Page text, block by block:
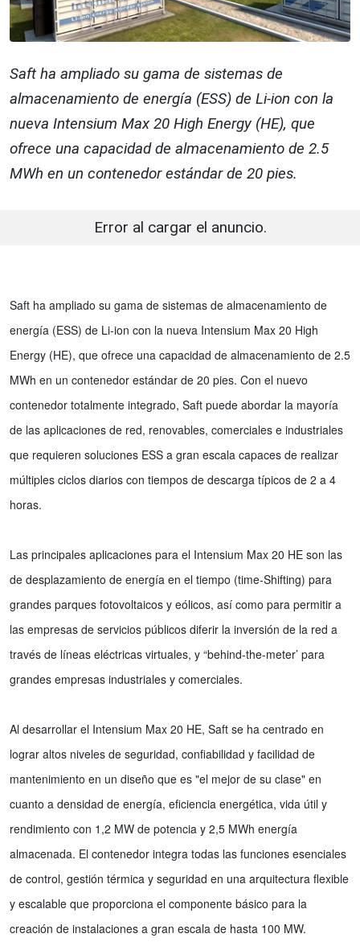
Saft ha ampliado su gama de sistemas de
almacenamiento de energía (ESS) de Li-ion con la
nueva Intensium Max 20 High Energy (HE), que
ofrece una capacidad de almacenamiento de 2.5
MWh en un contenedor estándar de 20 pies.
Error al cargar el anuncio.
Saft ha ampliado su gama de sistemas de almacenamiento de
energía (ESS) de Li-ion con la nueva Intensium Max 20 High
Energy (HE), que ofrece una capacidad de almacenamiento de 2.5
MWh en un contenedor estándar de 20 pies. Con el nuevo
contenedor totalmente integrado, Saft puede abordar la mayoría
de las aplicaciones de red, renovables, comerciales e industriales
que requieren soluciones ESS a gran escala capaces de realizar
múltiples ciclos diarios con tiempos de descarga típicos de 2 a 4
horas.
Las principales aplicaciones para el Intensium Max 20 HE son las
de desplazamiento de energía en el tiempo (time-Shifting) para
grandes parques fotovoltaicos y eólicos, así como para permitir a
las empresas de servicios públicos diferir la inversión de la red a
través de líneas eléctricas virtuales, y “behind-the-meter’ para
grandes empresas industriales y comerciales.
Al desarrollar el Intensium Max 20 HE, Saft se ha centrado en
lograr altos niveles de seguridad, confiabilidad y facilidad de
mantenimiento en un diseño que es "el mejor de su clase" en
cuanto a densidad de energía, eficiencia energética, vida útil y
rendimiento con 1,2 MW de potencia y 2,5 MWh energía
almacenada. El contenedor integra todas las funciones esenciales
de control, gestión térmica y seguridad en una arquitectura flexible
y escalable que proporciona el componente básico para la
creación de instalaciones a gran escala de hasta 100 MW.